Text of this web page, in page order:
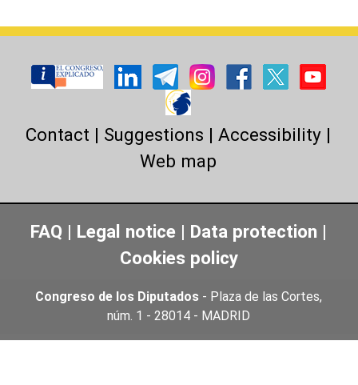
Contact | Suggestions |Accessibility |
Web map
FAQ | Legal notice | Data protection |
Cookies policy
Congreso de los Diputados - Plaza de las Cortes,
núm. 1 - 28014 - MADRID